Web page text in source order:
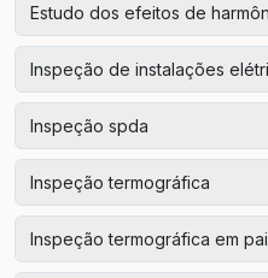
Estudo dos efeitos de
Inspeção de instalações
Inspeção spda
Inspeção termográfica
Inspeção termográfica em